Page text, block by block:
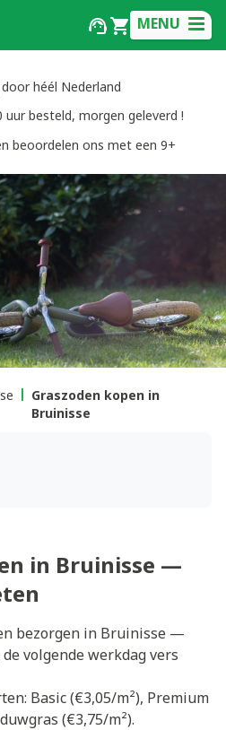
MENU
héél Nederland
uur besteld, morgen geleverd !
beoordelen ons met een 9+
Graszoden kopen in
Bruinisse
in Bruinisse —
bezorgen in Bruinisse —
volgende werkdag vers
Basic (€3,05/m²), Premium
(€3,75/m²).